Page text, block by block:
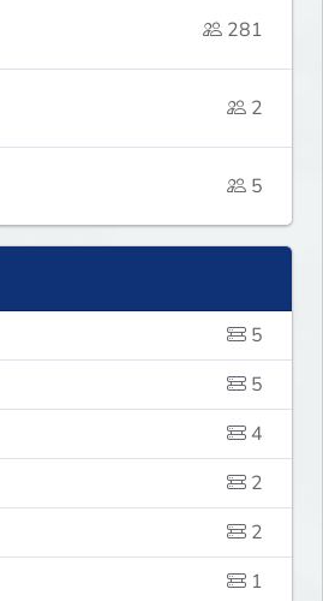
281
2
5
5
5
4
2
2
1